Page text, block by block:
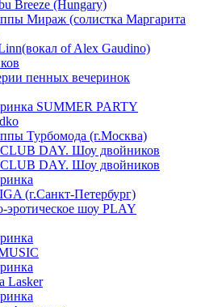
Breeze (Hungary)
Мираж (солистка Маргарита
of Alex Gaudino)
пенных вечеринок
SUMMER PARTY
Турбомода (г.Москва)
DAY. Шоу двойников
DAY. Шоу двойников
(г.Санкт-Петербург)
эротическое шоу PLAY
Lasker